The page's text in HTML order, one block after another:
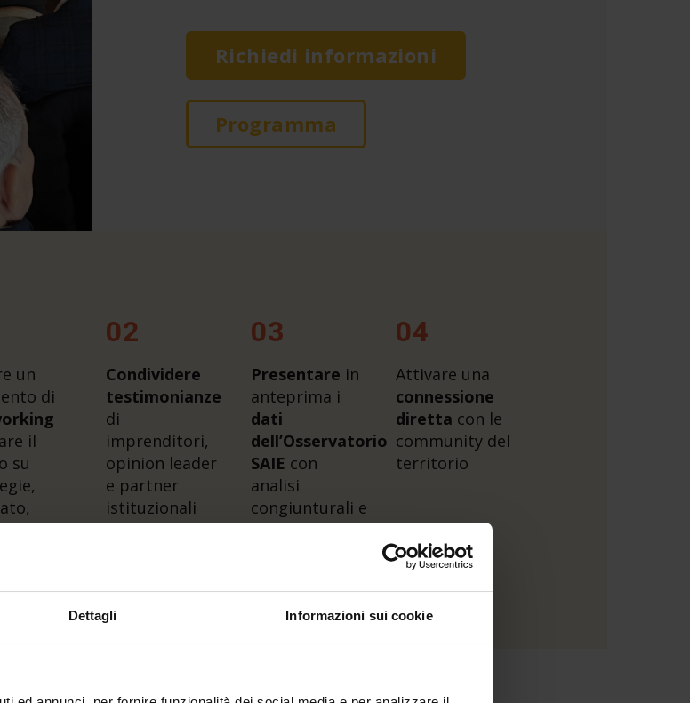
Dettagli Informazioni sui cookie
Richiedi informazioni
Programma
un
di
il
su
e
02
Condividere
testimonianze
di
imprenditori,
opinion leader
e partner
istituzionali
03
Presentare in
anteprima i
dati
dell’Osservatorio
SAIE con
analisi
congiunturali e
previsionali
04
Attivare una
connessione
diretta con le
community del
territorio